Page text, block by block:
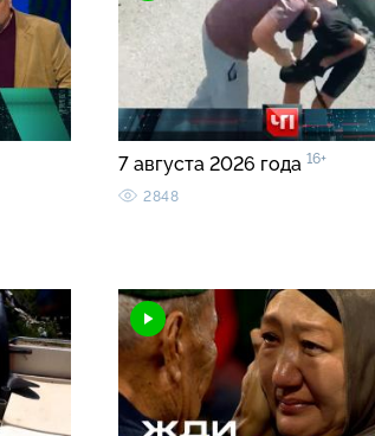
7 августа 2026 года 16+
2848